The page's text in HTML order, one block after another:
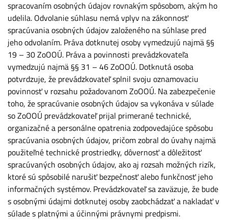
spracovaním osobných údajov rovnakým spôsobom, akým ho
udelila. Odvolanie súhlasu nemá vplyv na zákonnosť
spracúvania osobných údajov založeného na súhlase pred
jeho odvolaním. Práva dotknutej osoby vymedzujú najmä §§
19 – 30 ZoOOÚ. Práva a povinnosti prevádzkovateľa
vymedzujú najmä §§ 31 – 46 ZoOOÚ. Dotknutá osoba
potvrdzuje, že prevádzkovateľ splnil svoju oznamovaciu
povinnosť v rozsahu požadovanom ZoOOÚ. Na zabezpečenie
toho, že spracúvanie osobných údajov sa vykonáva v súlade
so ZoOOÚ prevádzkovateľ prijal primerané technické,
organizačné a personálne opatrenia zodpovedajúce spôsobu
spracúvania osobných údajov, pričom zobral do úvahy najmä
použiteľné technické prostriedky, dôvernosť a dôležitosť
spracúvaných osobných údajov, ako aj rozsah možných rizík,
ktoré sú spôsobilé narušiť bezpečnosť alebo funkčnosť jeho
informačných systémov. Prevádzkovateľ sa zaväzuje, že bude
s osobnými údajmi dotknutej osoby zaobchádzať a nakladať v
súlade s platnými a účinnými právnymi predpismi.